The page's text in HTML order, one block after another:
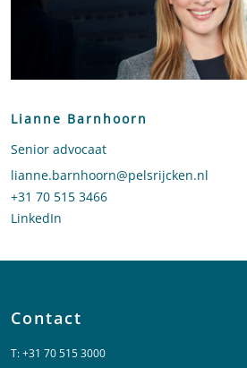
Lianne Barnhoorn
Senior advocaat
Stuur een e-mail naar Lianne Barnhoorn
lianne.barnhoorn@pelsrijcken.nl
Bel naar Lianne Barnhoorn
+31 70 515 3466
LinkedIn
Contact
T:+31 70 515 3000